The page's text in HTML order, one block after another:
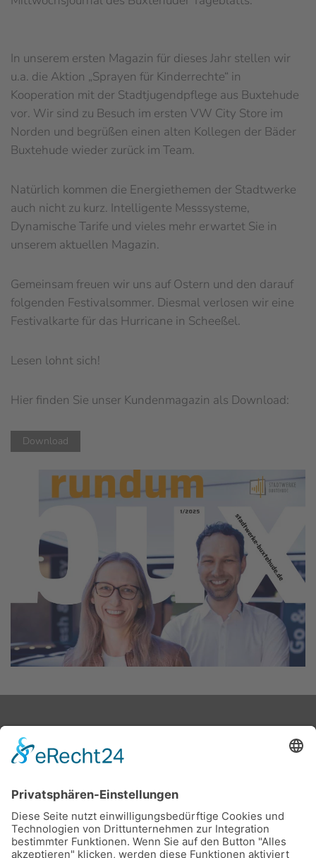
In unserem ersten Magazin für dieses Jahr stellen wir
u.a. die Aktion „Sprayen für Kinderrechte“ in
Kooperation mit der Stadtjugendpflege aus Buxtehude
vor. Wir sind zu Besuch im ersten VW City Store im
Norden und begrüßen einen alten Kollegen der Bäder
Buxtehude wieder zurück im Team.
Natürlich kommen die Energiethemen der Stadtwerke
auch nicht zu kurz. Intelligente Messsysteme,
Dynamische Tarife und vieles mehr erwartet Sie in
unserem aktuellen Magazin.
Gemeinsam freuen wir uns auf Ostern und den darauf
folgenden Festivalsommer. Diesmal verlosen wir eine
Festivalkarte für das Hurricane in Scheeßel.
Lesen lohnt sich!
Hier finden Sie unser Kundenmagazin als Download:
Download